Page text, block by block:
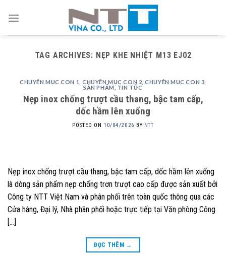
TAG ARCHIVES: NẸP KHE NHIỆT M13 EJ02
CHUYÊN MỤC CON 1 ,CHUYÊN MỤC CON 2 ,CHUYÊN MỤC CON 3
SẢN PHẨM , TIN TỨC
Nẹp inox chống trượt cầu thang, bậc tam cấp,
dốc hầm lên xuống
POSTED ON 10/04/2026 BY NTT
Nẹp inox chống trượt cầu thang, bậc tam cấp, dốc hầm lên xuống
là dòng sản phẩm nẹp chống trơn trượt cao cấp được sản xuất bởi
Công ty NTT Việt Nam và phân phối trên toàn quốc thông qua các
Cửa hàng, Đại lý, Nhà phân phối hoặc trực tiếp tại Văn phòng Công
[…]
ĐỌC THÊM →